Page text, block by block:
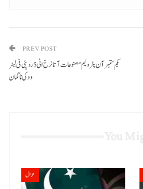
PREV POST
یکم ستمبر آن پٹرولیم مصنوعات آتانرخ اٹی 5 روپئی فی لیٹر
ودکی نا گمان
حوال